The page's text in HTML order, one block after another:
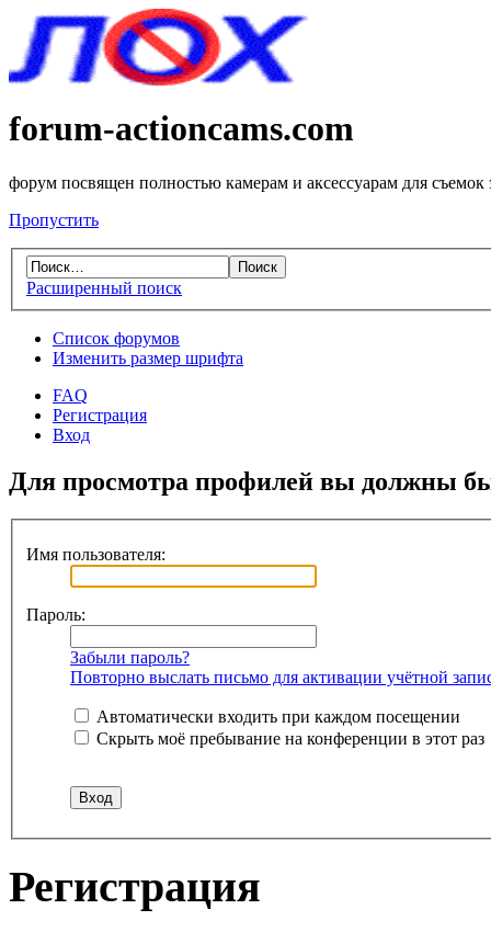
forum-actioncams.com
форум посвящен полностью камерам и аксессуарам для съемок
Пропустить
Расширенный поиск
Список форумов
Изменить размер шрифта
FAQ
Регистрация
Вход
Для просмотра профилей вы должны
Имя пользователя:
Пароль:
Забыли пароль?
Повторно выслать письмо для активации учётной
Автоматически входить при каждом посещении
Скрыть моё пребывание на конференции в этот раз
Регистрация